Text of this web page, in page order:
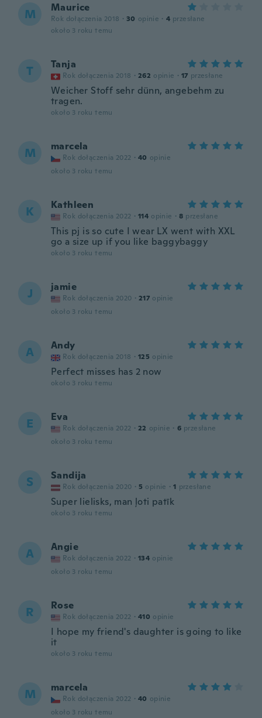
M Maurice
Rok dołączenia 2018 · 30 opinie · 4 przesłane
około 3 roku temu
T Tanja
Rok dołączenia 2018 · 262 opinie · 17 przesłane
Weicher Stoff sehr dünn, angebehm zu
tragen.
około 3 roku temu
M marcela
Rok dołączenia 2022 · 40 opinie
około 3 roku temu
K Kathleen
Rok dołączenia 2022 · 114 opinie · 8 przesłane
This pj is so cute I wear LX went with XXL
go a size up if you like baggybaggy
około 3 roku temu
J jamie
Rok dołączenia 2020 · 217 opinie
około 3 roku temu
A Andy
Rok dołączenia 2018 · 125 opinie
Perfect misses has 2 now
około 3 roku temu
E Eva
Rok dołączenia 2022 · 22 opinie · 6 przesłane
około 3 roku temu
S Sandija
Rok dołączenia 2020 · 5 opinie · 1 przesłane
Super lielisks, man ļoti patīk
około 3 roku temu
A Angie
Rok dołączenia 2022 · 134 opinie
około 3 roku temu
R Rose
Rok dołączenia 2022 · 410 opinie
I hope my friend's daughter is going to like
it
około 3 roku temu
M marcela
Rok dołączenia 2022 · 40 opinie
około 3 roku temu